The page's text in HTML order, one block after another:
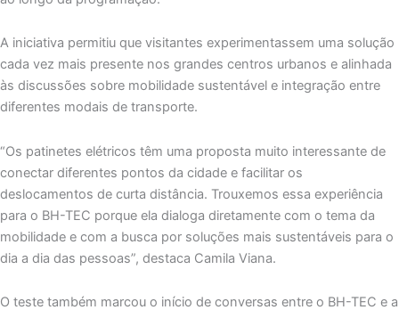
A iniciativa permitiu que visitantes experimentassem uma solução
cada vez mais presente nos grandes centros urbanos e alinhada
às discussões sobre mobilidade sustentável e integração entre
diferentes modais de transporte.
“Os patinetes elétricos têm uma proposta muito interessante de
conectar diferentes pontos da cidade e facilitar os
deslocamentos de curta distância. Trouxemos essa experiência
para o BH-TEC porque ela dialoga diretamente com o tema da
mobilidade e com a busca por soluções mais sustentáveis para o
dia a dia das pessoas”, destaca Camila Viana.
O teste também marcou o início de conversas entre o BH-TEC e a